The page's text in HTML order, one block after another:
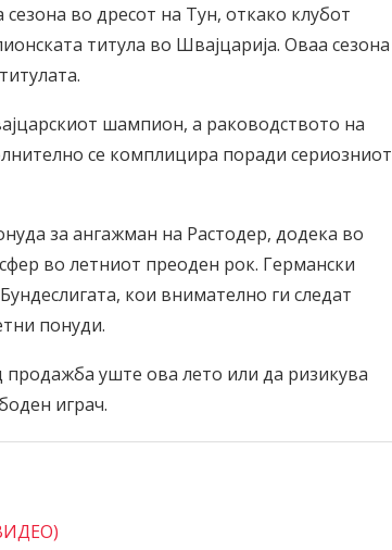
во дресот на Тун, откако клубот
титула во Швајцарија. Оваа сезона
шампион, а раководството на
се комплицира поради сериозниот
за ангажман на Растодер, додека во
во летниот преоден рок. Германски
кои внимателно ги следат
понуди.
продажба уште ова лето или да ризикува
играч.